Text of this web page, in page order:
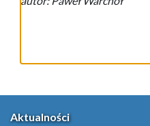
Aktualności